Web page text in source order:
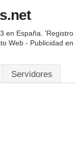
en España. 'Registro
Web - Publicidad en
Servidores